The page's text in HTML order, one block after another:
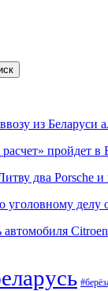
из Беларуси
пройдет в
два Porsche
уголовному
автомобиля